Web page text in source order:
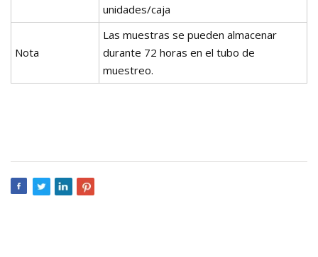
unidades/caja
Nota
Las muestras se pueden almacenar
durante 72 horas en el tubo de
muestreo.